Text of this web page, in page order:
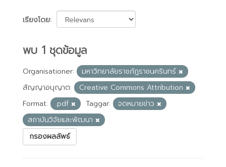
เรียงโดย
พบ 1 ชุดข้อมูล
Organisationer:
มหาวิทยาลัยราชภัฏราชนครินทร์
สัญญาอนุญาต:
Creative Commons Attribution
Format:
.pdf Taggar:
จดหมายข่าว
สถาบันวิจัยและพัฒนา
กรองผลลัพธ์